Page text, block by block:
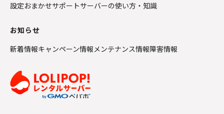
設定おまかせサポートサーバーの使い方・知識
お知らせ
新着情報キャンペーン情報メンテナンス情報障害情報